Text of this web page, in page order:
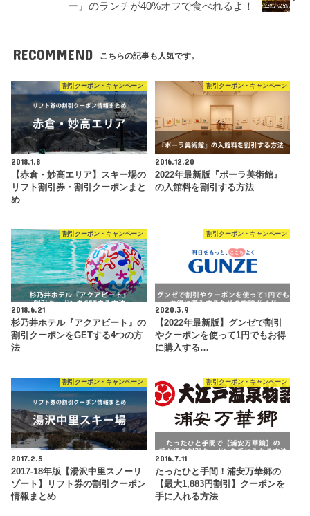
ー』のランチが40%オフで食べれるよ！
RECOMMEND こちらの記事も人気です。
割引クーポン・キャンペーン
2018.1.8
【赤倉・妙高エリア】スキー場の
リフト割引券・割引クーポンまと
め
割引クーポン・キャンペーン
2016.12.20
2022年最新版『ポーラ美術館』
の入館料を割引する方法
割引クーポン・キャンペーン
2018.6.21
杉乃井ホテル『アクアビート』の
割引クーポンをGETする4つの方
法
割引クーポン・キャンペーン
2020.3.9
【2022年最新版】グンゼで割引
やクーポンを使って1円でもお得
に購入する…
割引クーポン・キャンペーン
2017.2.5
2017-18年版【湯沢中里スノーリ
ゾート】リフト券の割引クーポン
情報まとめ
割引クーポン・キャンペーン
2016.7.11
たったひと手間！浦安万華郷の
【最大1,883円割引】クーポンを
手に入れる方法